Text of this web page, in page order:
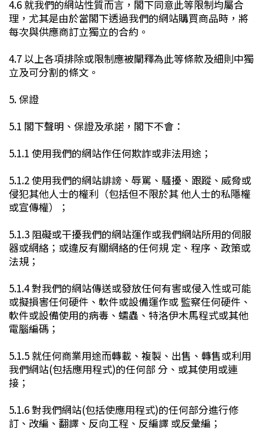
4.6 就我們的網站性質而言，閣下同意此等限制均屬合
理，尤其是由於當閣下透過我們的網站購買商品時，將
每次與供應商訂立獨立的合約。
4.7 以上各項排除或限制應被闡釋為此等條款及細則中獨
立及可分割的條文。
5. 保證
5.1 閣下聲明、保證及承諾，閣下不會：
5.1.1 使用我們的網站作任何欺詐或非法用途；
5.1.2 使用我們的網站誹謗、辱駡、騷擾、跟蹤、威脅或
侵犯其他人士的權利（包括但不限於其 他人士的私隱權
或宣傳權）；
5.1.3 阻礙或干擾我們的網站運作或我們網站所用的伺服
器或網絡；或違反有關網絡的任何規 定、程序、政策或
法規；
5.1.4 對我們的網站傳送或發放任何有害或侵入性或可能
或擬損害任何硬件、軟件或設備運作或 監察任何硬件、
軟件或設備使用的病毒、蠕蟲、特洛伊木馬程式或其他
電腦編碼；
5.1.5 就任何商業用途而轉載、複製、出售、轉售或利用
我們網站(包括應用程式)的任何部 分、或其使用或連
接；
5.1.6 對我們網站(包括使應用程式)的任何部分進行修
訂、改編、翻譯、反向工程、反編譯 或反彙編；